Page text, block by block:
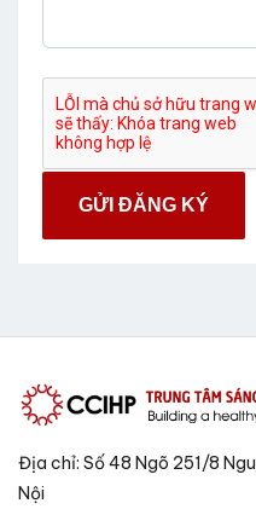
GỬI ĐĂNG KÝ
Địa chỉ: Số 48 Ngõ 251/8
Nội